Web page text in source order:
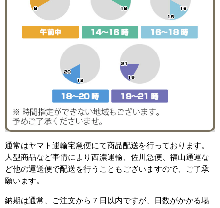
通常はヤマト運輸宅急便にて商品配送を行っております。
大型商品など事情により西濃運輸、佐川急便、福山通運な
ど他の運送便で配送を行うこともございますので、ご了承
願います。
納期は通常、ご注文から７日以内ですが、日数がかかる場